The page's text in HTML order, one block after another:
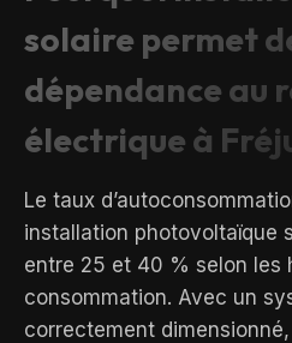
solaire permet
dépendance au
électrique à
Le taux
installation photovoltaïque
entre 25 et 40 % selon les
consommation. Avec un
correctement